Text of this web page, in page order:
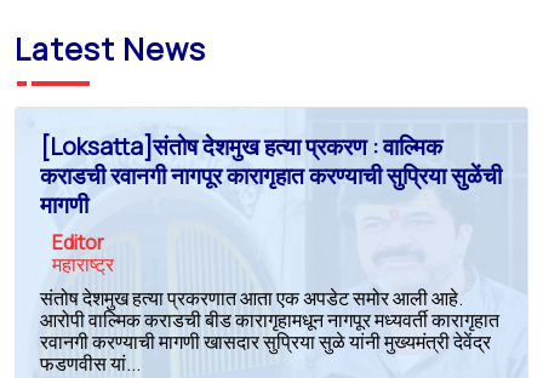
Latest News
[Loksatta]संतोष देशमुख हत्या प्रकरण : वाल्मिक
कराडची रवानगी नागपूर कारागृहात करण्याची सुप्रिया सुळेंची
मागणी
Editor
महाराष्ट्र
संतोष देशमुख हत्या प्रकरणात आता एक अपडेट समोर आली आहे.
आरोपी वाल्मिक कराडची बीड कारागृहामधून नागपूर मध्यवर्ती कारागृहात
रवानगी करण्याची मागणी खासदार सुप्रिया सुळे यांनी मुख्यमंत्री देवेंद्र
फडणवीस यां...